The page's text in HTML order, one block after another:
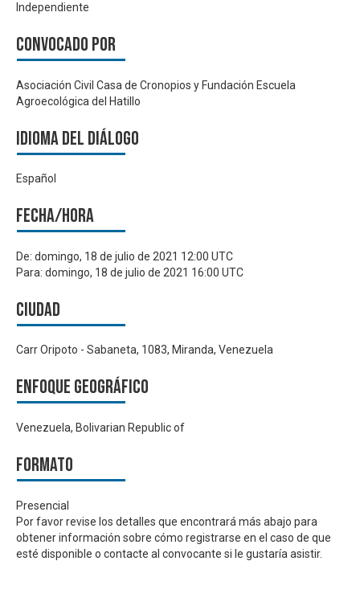
Independiente
Convocado por
Asociación Civil Casa de Cronopios y Fundación Escuela
Agroecológica del Hatillo
Idioma del Diálogo
Español
Fecha/hora
De: domingo, 18 de julio de 2021 12:00 UTC
Para: domingo, 18 de julio de 2021 16:00 UTC
Ciudad
Carr Oripoto - Sabaneta, 1083, Miranda, Venezuela
Enfoque geográfico
Venezuela, Bolivarian Republic of
Formato
Presencial
Por favor revise los detalles que encontrará más abajo para
obtener información sobre cómo registrarse en el caso de que
esté disponible o contacte al convocante si le gustaría asistir.